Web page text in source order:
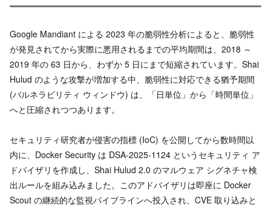
Google Mandiant による 2023 年の脆弱性分析によると、脆弱性
が発見されてから実際に悪用されるまでの平均期間は、2018 ～
2019 年の 63 日から、わずか 5 日にまで短縮されています。Shai
Hulud のような攻撃が増加する中、脆弱性に対応できる猶予期間
(バルネラビリティ ウィンドウ) は、「日単位」から「時間単位」
へと圧縮されつつあります。
セキュリティ研究者が侵害の指標 (IoC) を公開してから数時間以
内に、Docker Security は DSA-2025-1124 というセキュリティ ア
ドバイザリを作成し、Shai Hulud 2.0 のマルウェア シグネチャ検
出ルールを組み込みました。このアドバイザリは即座に Docker
Scout の継続的な監視パイプラインへ投入され、CVE 取り込みと